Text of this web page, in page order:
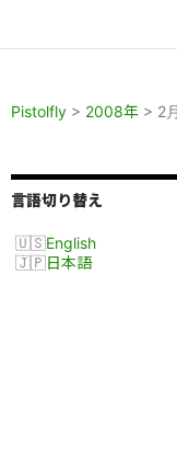
Pistolfly > 2008年 > 2月
言語切り替え
English
日本語